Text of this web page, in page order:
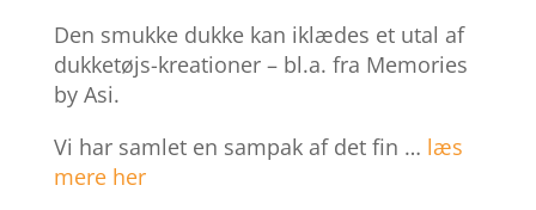
Den smukke dukke kan iklædes et utal af
dukketøjs-kreationer – bl.a. fra Memories
by Asi.
Vi har samlet en sampak af det fin … læs
mere her